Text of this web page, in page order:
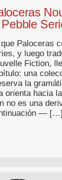
Paloceras
y luego
Fiction,
una
la
orienta hacia
no es una
— […]